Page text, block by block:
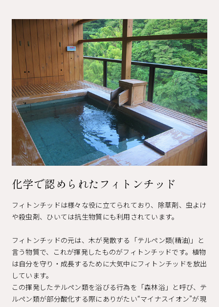
化学で認められたフィトンチッド
フィトンチッドは様々な役に立てられており、除草剤、虫よけ
や殺虫剤、ひいては抗生物質にも利用されています。
フィトンチッドの元は、木が発散する「テルペン類(精油)」と
言う物質で、これが揮発したものがフィトンチッドです。植物
は自分を守り・成長するために大気中にフィトンチッドを放出
しています。
この揮発したテルペン類を浴びる行為を「森林浴」と呼び、テ
ルペン類が部分酸化する際にありがたい“マイナスイオン”が現